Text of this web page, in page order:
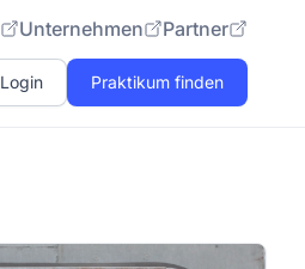
Unternehmen Partner
Login Praktikum finden